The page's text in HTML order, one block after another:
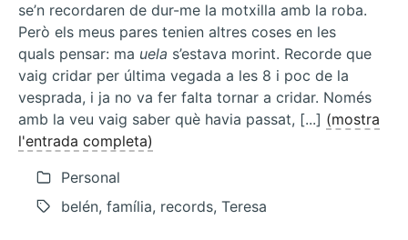
se’n recordaren de dur-me la motxilla amb la roba.
Però els meus pares tenien altres coses en les
quals pensar: ma uela s’estava morint. Recorde que
vaig cridar per última vegada a les 8 i poc de la
vesprada, i ja no va fer falta tornar a cridar. Només
amb la veu vaig saber què havia passat, [...] (mostra
l'entrada completa)
Personal
belén, família, records, Teresa